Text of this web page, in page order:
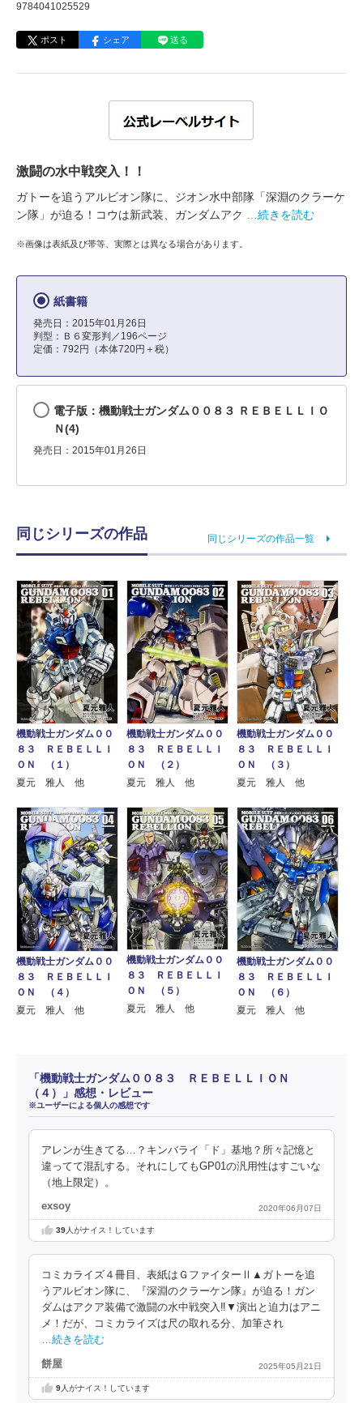
9784041025529
ポスト シェア 送る
激闘の水中戦突入！！
ガトーを追うアルビオン隊に、ジオン水中部隊「深淵のクラーケ
ン隊」が迫る！コウは新武装、ガンダムアク
…続きを読む
※画像は表紙及び帯等、実際とは異なる場合があります。
紙書籍
発売日：2015年01月26日
判型：Ｂ６変形判／196ページ
定価：792円（本体720円＋税）
電子版：機動戦士ガンダム００８３ ＲＥＢＥＬＬＩＯ
Ｎ(4)
発売日：2015年01月26日
同じシリーズの作品 同じシリーズの作品一覧
機動戦士ガンダム００
８３ ＲＥＢＥＬＬＩ
ＯＮ （１）
夏元 雅人 他
機動戦士ガンダム００
８３ ＲＥＢＥＬＬＩ
ＯＮ （２）
夏元 雅人 他
機動戦士ガンダム００
８３ ＲＥＢＥＬＬＩ
ＯＮ （３）
夏元 雅人 他
機動戦士ガンダム００
８３ ＲＥＢＥＬＬＩ
ＯＮ （４）
夏元 雅人 他
機動戦士ガンダム００
８３ ＲＥＢＥＬＬＩ
ＯＮ （５）
夏元 雅人 他
機動戦士ガンダム００
８３ ＲＥＢＥＬＬＩ
ＯＮ （６）
夏元 雅人 他
「機動戦士ガンダム００８３ ＲＥＢＥＬＬＩＯＮ
（４）」感想・レビュー
※ユーザーによる個人の感想です
アレンが生きてる…？キンバライ「ド」基地？所々記憶と
違ってて混乱する。それにしてもGP01の汎用性はすごいな
（地上限定）。
exsoy 2020年06月07日
39人がナイス！しています
コミカライズ４冊目、表紙はＧファイターⅡ▲ガトーを追
うアルビオン隊に、『深淵のクラーケン隊』が迫る！ガン
ダムはアクア装備で激闘の水中戦突入‼▼演出と迫力はアニ
メ！だが、コミカライズは尺の取れる分、加筆され
…続きを読む
餅屋 2025年05月21日
9人がナイス！しています